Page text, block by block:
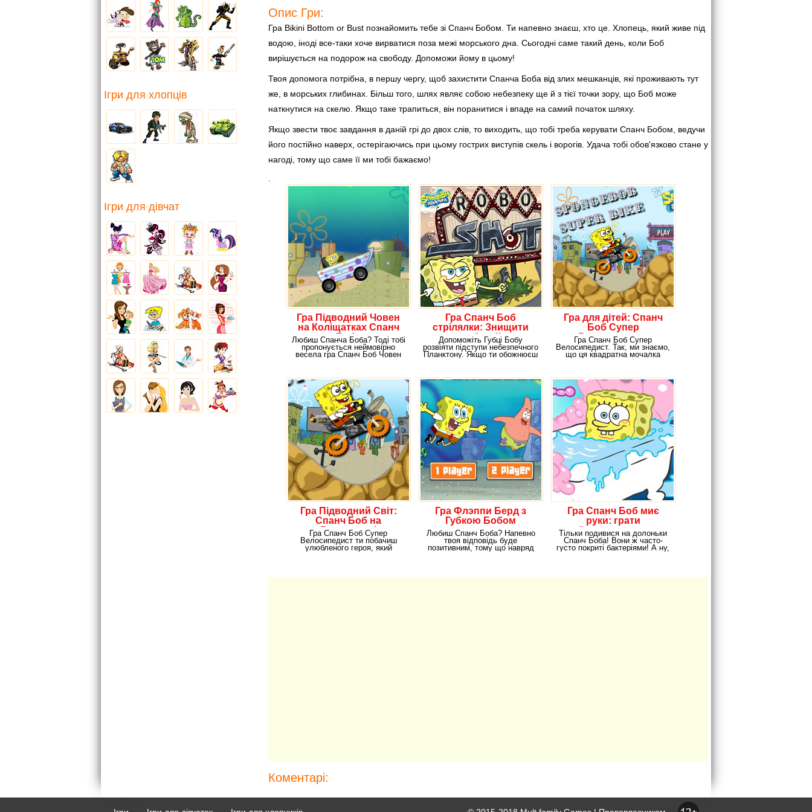
Опис Гри:
Гра Bikini Bottom or Bust познайомить тебе зі Спанч Бобом. Ти напевно знаєш, хто це. Хлопець, який живе під
водою, іноді все-таки хоче вирватися поза межі морського дна. Сьогодні саме такий день, коли Боб
вирішується на подорож на свободу. Допоможи йому в цьому!
Твоя допомога потрібна, в першу чергу, щоб захистити Спанча Боба від злих мешканців, які проживають тут
же, в морських глибинах. Більш того, шлях являє собою небезпеку ще й з тієї точки зору, що Боб може
наткнутися на скелю. Якщо таке трапиться, він поранитися і впаде на самий початок шляху.
Якщо звести твоє завдання в даній грі до двох слів, то виходить, що тобі треба керувати Спанч Бобом, ведучи
його постійно наверх, остерігаючись при цьому гострих виступів скель і ворогів. Удача тобі обов'язково стане у
нагоді, тому що саме її ми тобі бажаємо!
Гра Підводний Човен
на Коліщатках Спанч
Боба
Любиш Спанча Боба? Тоді тобі
пропонується неймовірно
весела гра Спанч Боб Човен
Гра Спанч Боб
стрілялки: Знищити
робота!!
Допоможіть Губці Бобу
розвіяти підступи небезпечного
Планктону. Якщо ти обожнюєш
Гра для дітей: Спанч
Боб Супер
Велосипедист
Гра Спанч Боб Супер
Велосипедист. Так, ми знаємо,
що ця квадратна мочалка
Гра Підводний Світ:
Спанч Боб на
Велосипеді
Гра Спанч Боб Супер
Велосипедист ти побачиш
улюбленого героя, який
Гра Флэппи Берд з
Губкою Бобом
Любиш Спанч Боба? Напевно
твоя відповідь буде
позитивним, тому що навряд
Гра Спанч Боб миє
руки: грати
безкоштовно в
браузері!
Тільки подивися на долоньки
Спанч Боба! Вони ж часто-
густо покриті бактеріями! А ну,
Коментарі:
Ігри для хлопців
Ігри для дівчат